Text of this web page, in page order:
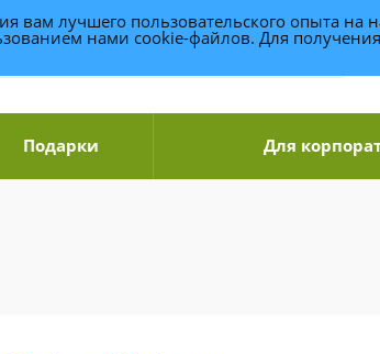
Подарки Для
вам лучшего пользовательского опыта на
нами cookie-файлов. Для